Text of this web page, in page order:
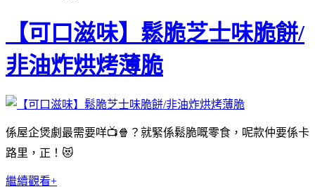
【可口滋味】鬆脆芝士味脆餅/
非油炸烘烤薄脆
係屋企煲劇最需要咩📺🍿？就緊係鬆脆嘅零食，呢款仲要係卡
路里，正！😻
繼續觀看+